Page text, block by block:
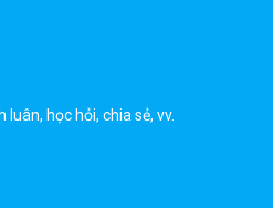
luân, học hỏi, chia sẻ, vv.